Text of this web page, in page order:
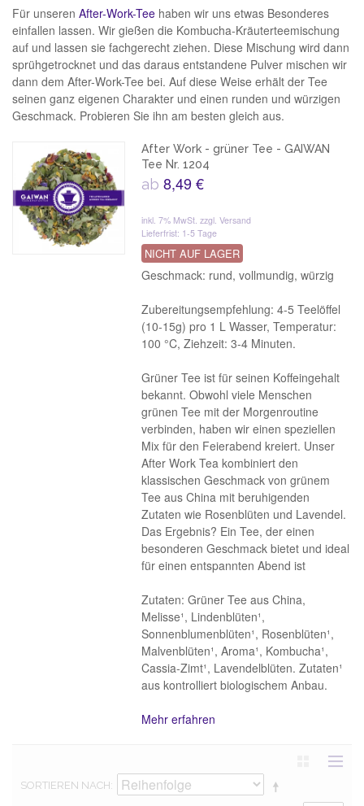
Für unseren After-Work-Tee haben wir uns etwas Besonderes
einfallen lassen. Wir gießen die Kombucha-Kräuterteemischung
auf und lassen sie fachgerecht ziehen. Diese Mischung wird dann
sprühgetrocknet und das daraus entstandene Pulver mischen wir
dann dem After-Work-Tee bei. Auf diese Weise erhält der Tee
seinen ganz eigenen Charakter und einen runden und würzigen
Geschmack. Probieren Sie ihn am besten gleich aus.
After Work - grüner Tee - GAIWAN
Tee Nr. 1204
ab8,49 €
inkl. 7% MwSt.zzgl. Versand
Lieferfrist: 1-5 Tage
NICHT AUF LAGER
Geschmack: rund, vollmundig, würzig
Zubereitungsempfehlung: 4-5 Teelöffel
(10-15g) pro 1 L Wasser, Temperatur:
100 °C, Ziehzeit: 3-4 Minuten.
Grüner Tee ist für seinen Koffeingehalt
bekannt. Obwohl viele Menschen
grünen Tee mit der Morgenroutine
verbinden, haben wir einen speziellen
Mix für den Feierabend kreiert. Unser
After Work Tea kombiniert den
klassischen Geschmack von grünem
Tee aus China mit beruhigenden
Zutaten wie Rosenblüten und Lavendel.
Das Ergebnis? Ein Tee, der einen
besonderen Geschmack bietet und ideal
für einen entspannten Abend ist
Zutaten: Grüner Tee aus China,
Melisse¹, Lindenblüten¹,
Sonnenblumenblüten¹, Rosenblüten¹,
Malvenblüten¹, Aroma¹, Kombucha¹,
Cassia-Zimt¹, Lavendelblüten. Zutaten¹
aus kontrolliert biologischem Anbau.
Mehr erfahren
SORTIEREN NACH